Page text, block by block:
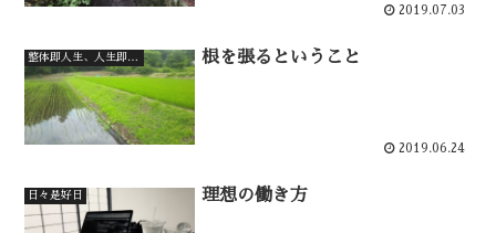
2019.07.03
整体即人生、人生即整体 根を張るということ
2019.06.24
日々是好日 理想の働き方